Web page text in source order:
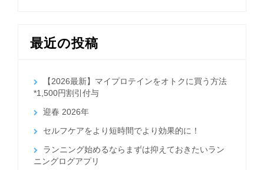
最近の投稿
【2026最新】マイプロテインをオトクに買う方法
*1,500円割引付与
迎春 2026年
セルフケアをより短時間でより効果的に！
ランニング始めるならまずは抑えておきたいラン
ニングログアプリ